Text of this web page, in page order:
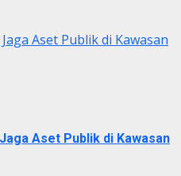
Aset Publik di Kawasan
Aset Publik di Kawasan